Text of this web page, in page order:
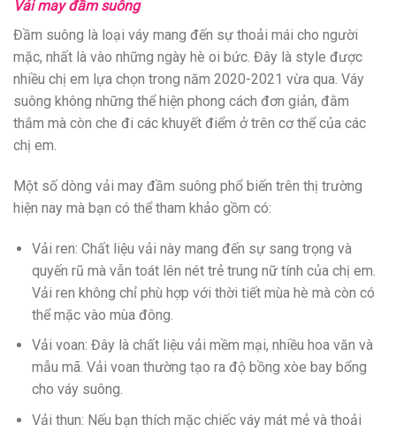
Vải may đầm suông
Đầm suông là loại váy mang đến sự thoải mái cho người
mặc, nhất là vào những ngày hè oi bức. Đây là style được
nhiều chị em lựa chọn trong năm 2020-2021 vừa qua. Váy
suông không những thể hiện phong cách đơn giản, đằm
thắm mà còn che đi các khuyết điểm ở trên cơ thể của các
chị em.
Một số dòng vải may đầm suông phổ biến trên thị trường
hiện nay mà bạn có thể tham khảo gồm có:
Vải ren: Chất liệu vải này mang đến sự sang trọng và
quyến rũ mà vẫn toát lên nét trẻ trung nữ tính của chị em.
Vải ren không chỉ phù hợp với thời tiết mùa hè mà còn có
thể mặc vào mùa đông.
Vải voan: Đây là chất liệu vải mềm mại, nhiều hoa văn và
mẫu mã. Vải voan thường tạo ra độ bồng xòe bay bổng
cho váy suông.
Vải thun: Nếu bạn thích mặc chiếc váy mát mẻ và thoải